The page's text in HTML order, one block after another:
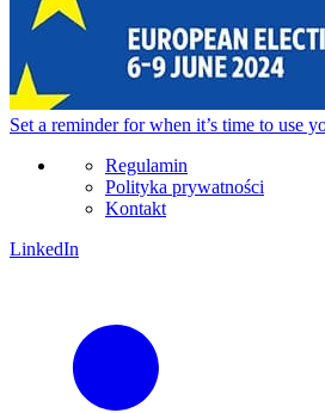
Set a reminderfor when it’s time to use
Regulamin
Polityka prywatności
Kontakt
LinkedIn